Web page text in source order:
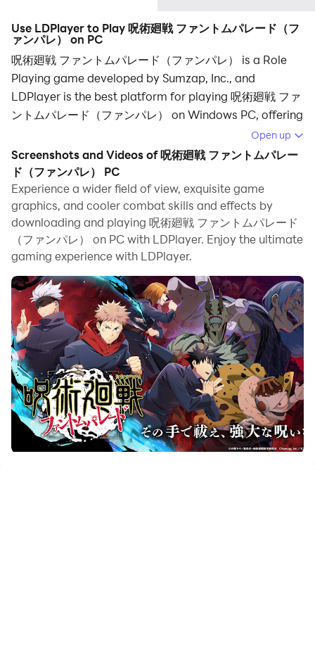
Use LDPlayer to Play 呪術廻戦 ファントムパレード（フ
ァンパレ） on PC
呪術廻戦 ファントムパレード（ファンパレ） is a Role
Playing game developed by Sumzap, Inc., and
LDPlayer is the best platform for playing 呪術廻戦 ファ
ントムパレード（ファンパレ） on Windows PC, offering
powerful features for an immersive experience.
When playing 呪術廻戦 ファントムパレード（ファンパ
レ） on PC, as a new player looking to start with a
fresh account, the multi-instance and sync features
are extremely useful for rerolls. You can use them to
run multiple instances and begin the synchronization
process. Bind your account until you draw the desired
In addition, operation recorder is great for games that
require you to level up and complete tasks! Run the
sync and record your actions, then repeat the main
instance's actions in real-time. By doing so, you can
run 2 or more accounts simultaneously. You can
always get the heroes you want before others by
faster rerolls and more efficient summoning! Start
downloading and playing 呪術廻戦 ファントムパレード
（ファンパレ） on your computer now!
Open up
Screenshots and Videos of 呪術廻戦 ファントムパレー
ド（ファンパレ） PC
Experience a wider field of view, exquisite game
graphics, and cooler combat skills and effects by
downloading and playing 呪術廻戦 ファントムパレード
（ファンパレ） on PC with LDPlayer. Enjoy the ultimate
gaming experience with LDPlayer.